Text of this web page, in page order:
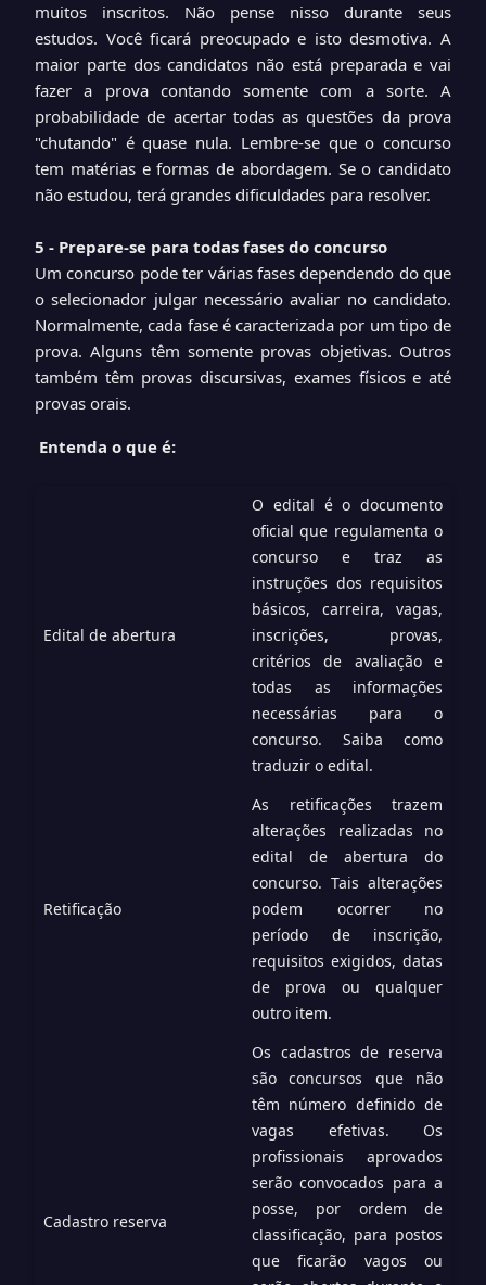
muitos inscritos. Não pense nisso durante seus
estudos. Você ficará preocupado e isto desmotiva. A
maior parte dos candidatos não está preparada e vai
fazer a prova contando somente com a sorte. A
probabilidade de acertar todas as questões da prova
"chutando" é quase nula. Lembre-se que o concurso
tem matérias e formas de abordagem. Se o candidato
não estudou, terá grandes dificuldades para resolver.
5 - Prepare-se para todas fases do concurso
Um concurso pode ter várias fases dependendo do que
o selecionador julgar necessário avaliar no candidato.
Normalmente, cada fase é caracterizada por um tipo de
prova. Alguns têm somente provas objetivas. Outros
também têm provas discursivas, exames físicos e até
provas orais.
Entenda o que é:
Edital de abertura
O edital é o documento
oficial que regulamenta o
concurso e traz as
instruções dos requisitos
básicos, carreira, vagas,
inscrições, provas,
critérios de avaliação e
todas as informações
necessárias para o
concurso. Saiba como
traduzir o edital.
Retificação
As retificações trazem
alterações realizadas no
edital de abertura do
concurso. Tais alterações
podem ocorrer no
período de inscrição,
requisitos exigidos, datas
de prova ou qualquer
outro item.
Cadastro reserva
Os cadastros de reserva
são concursos que não
têm número definido de
vagas efetivas. Os
profissionais aprovados
serão convocados para a
posse, por ordem de
classificação, para postos
que ficarão vagos ou